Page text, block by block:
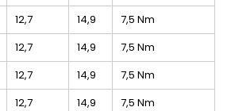
12,7 14,9
7,5 Nm
12,7 14,9
7,5 Nm
12,7 14,9
7,5 Nm
12,7 14,9
7,5 Nm